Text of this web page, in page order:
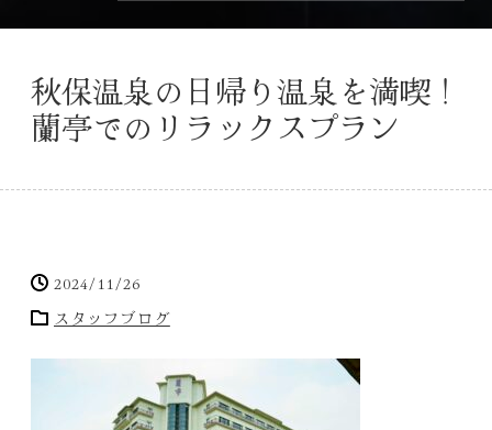
秋保温泉の日帰り温泉を満喫！
蘭亭でのリラックスプラン
2024/11/26
スタッフブログ